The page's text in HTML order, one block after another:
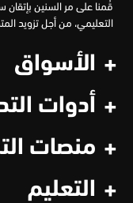
قُمنا على مر السنين
التعليمي، من أجل تزويد
الأسواق
أدوات
منصات
التعليم